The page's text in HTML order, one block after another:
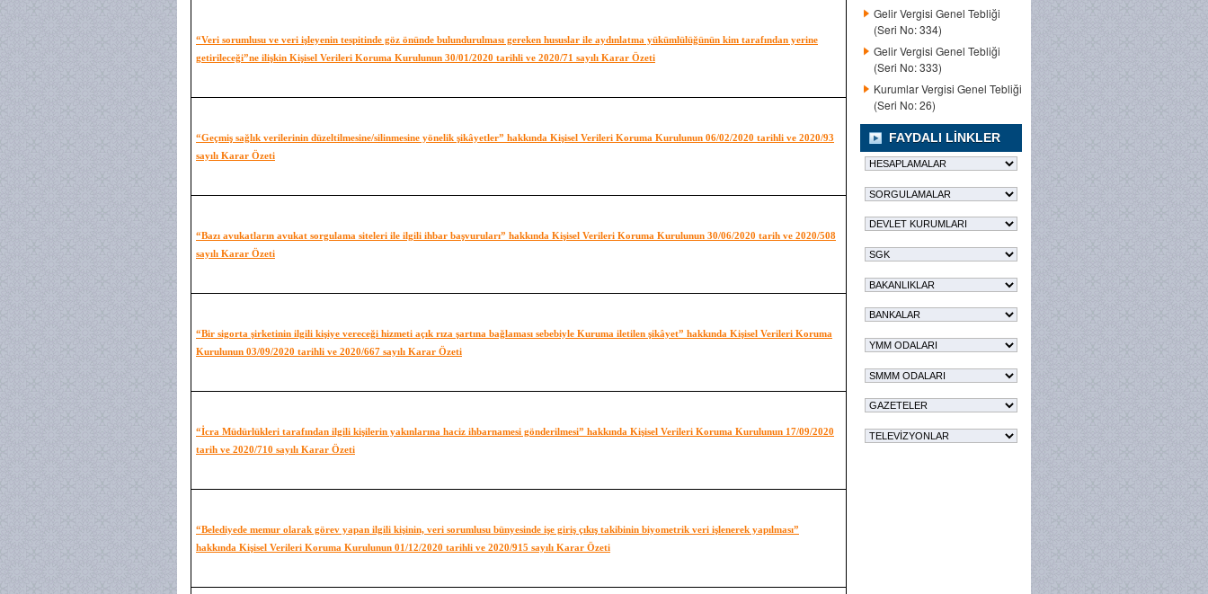
“Veri sorumlusu ve veri işleyenin tespitinde göz önünde bulundurulması gereken hususlar ile aydınlatma yükümlülüğünün kim tarafından yerine
getirileceği”ne ilişkin Kişisel Verileri Koruma Kurulunun 30/01/2020 tarihli ve 2020/71 sayılı Karar Özeti
“Geçmiş sağlık verilerinin düzeltilmesine/silinmesine yönelik şikâyetler” hakkında Kişisel Verileri Koruma Kurulunun 06/02/2020 tarihli ve 2020/93
sayılı Karar Özeti
“Bazı avukatların avukat sorgulama siteleri ile ilgili ihbar başvuruları” hakkında Kişisel Verileri Koruma Kurulunun 30/06/2020 tarih ve 2020/508
sayılı Karar Özeti
“Bir sigorta şirketinin ilgili kişiye vereceği hizmeti açık rıza şartına bağlaması sebebiyle Kuruma iletilen şikâyet” hakkında Kişisel Verileri Koruma
Kurulunun 03/09/2020 tarihli ve 2020/667 sayılı Karar Özeti
“İcra Müdürlükleri tarafından ilgili kişilerin yakınlarına haciz ihbarnamesi gönderilmesi” hakkında Kişisel Verileri Koruma Kurulunun 17/09/2020
tarih ve 2020/710 sayılı Karar Özeti
“Belediyede memur olarak görev yapan ilgili kişinin, veri sorumlusu bünyesinde işe giriş çıkış takibinin biyometrik veri işlenerek yapılması”
hakkında Kişisel Verileri Koruma Kurulunun 01/12/2020 tarihli ve 2020/915 sayılı Karar Özeti
Gelir Vergisi Genel Tebliği
(Seri No: 334)
Gelir Vergisi Genel Tebliği
(Seri No: 333)
Kurumlar Vergisi Genel Tebliği
(Seri No: 26)
FAYDALI LINKLER